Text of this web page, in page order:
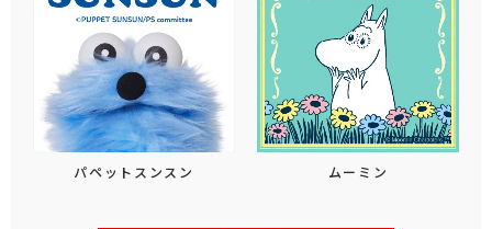
パペットスンスン ムーミン